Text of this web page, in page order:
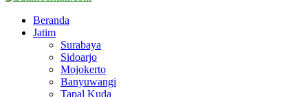
Beranda
Jatim
Surabaya
Sidoarjo
Mojokerto
Banyuwangi
Tapal Kuda